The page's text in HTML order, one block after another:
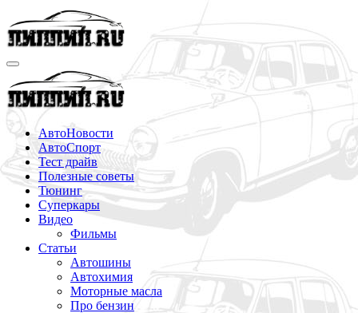
Перейти
к
содержимому
АвтоНовости
АвтоСпорт
Тест драйв
Полезные советы
Тюнинг
Суперкары
Видео
Фильмы
Статьи
Автошины
Автохимия
Моторные масла
Про бензин